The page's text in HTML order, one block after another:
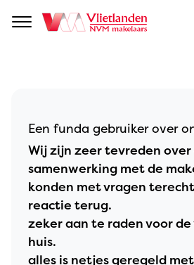
Navigation
Een funda gebruiker over
Wij zijn zeer tevreden over
samenwerking met de
konden met vragen
reactie terug.
zeker aan te raden voor
huis.
alles is netjes geregeld